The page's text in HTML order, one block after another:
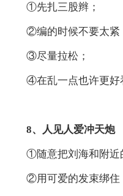
①先扎三股辫；
②编的时候不要太紧
③尽量拉松；
④在乱一点也许更好
8、人见人爱冲天炮
①随意把刘海和附近
②用可爱的发束绑住